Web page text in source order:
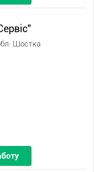
Шостка